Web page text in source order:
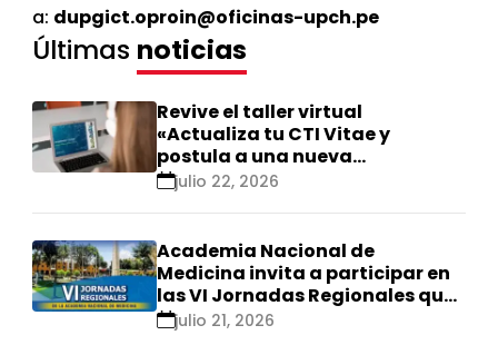
a: dupgict.oproin@oficinas-upch.pe
Últimas noticias
Revive el taller virtual
«Actualiza tu CTI Vitae y
postula a una nueva
calificación Renacyt»
julio 22, 2026
Academia Nacional de
Medicina invita a participar en
las VI Jornadas Regionales que
se realizarán en Ica
julio 21, 2026